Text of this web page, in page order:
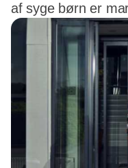
af syge børn er